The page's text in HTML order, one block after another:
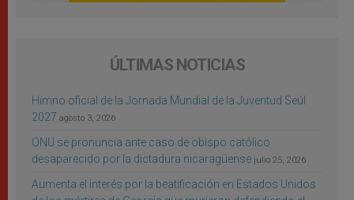
ÚLTIMAS NOTICIAS
Himno oficial de la Jornada Mundial de la Juventud Seúl
2027 agosto 3, 2026
ONU se pronuncia ante caso de obispo católico
desaparecido por la dictadura nicaragüense julio 25, 2026
Aumenta el interés por la beatificación en Estados Unidos